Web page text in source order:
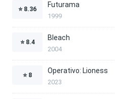
⭐ 8.36
Futurama
1999
⭐ 8.4
Bleach
2004
⭐ 8
Operativo: Lioness
2023